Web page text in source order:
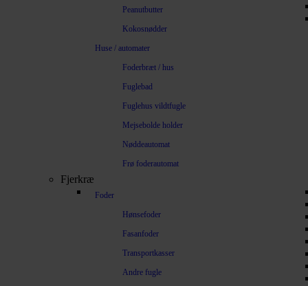
Peanutbutter
Kokosnødder
Huse / automater
Foderbræt / hus
Fuglebad
Fuglehus vildtfugle
Mejsebolde holder
Nøddeautomat
Frø foderautomat
Fjerkræ
Foder
Hønsefoder
Fasanfoder
Transportkasser
Andre fugle